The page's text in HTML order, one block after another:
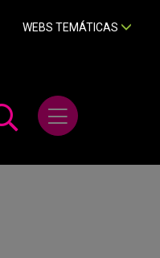
WEBS TEMÁTICAS
Abrir menú